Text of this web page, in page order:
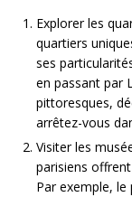
Explorer les
quartiers
ses
en passant par
pittoresques,
arrêtez-vous
Visiter les
parisiens
Par exemple,